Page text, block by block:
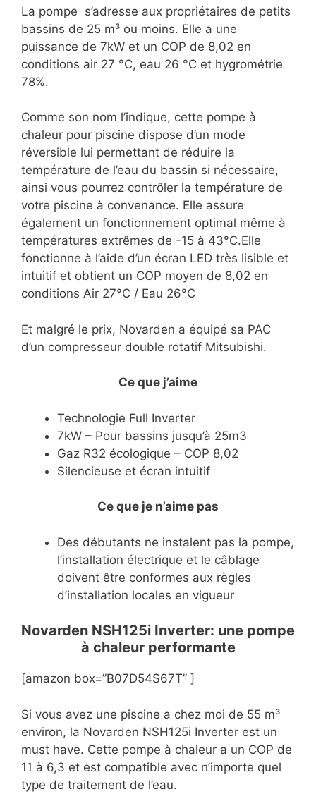
La pompe s’adresse aux propriétaires de petits
bassins de 25 m³ ou moins. Elle a une
puissance de 7kW et un COP de 8,02 en
conditions air 27 °C, eau 26 °C et hygrométrie
78%.
Comme son nom l’indique, cette pompe à
chaleur pour piscine dispose d’un mode
réversible lui permettant de réduire la
température de l’eau du bassin si nécessaire,
ainsi vous pourrez contrôler la température de
votre piscine à convenance. Elle assure
également un fonctionnement optimal même à
températures extrêmes de -15 à 43°C.Elle
fonctionne à l’aide d’un écran LED très lisible et
intuitif et obtient un COP moyen de 8,02 en
conditions Air 27°C / Eau 26°C
Et malgré le prix, Novarden a équipé sa PAC
d’un compresseur double rotatif Mitsubishi.
Ce que j’aime
Technologie Full Inverter
7kW – Pour bassins jusqu’à 25m3
Gaz R32 écologique – COP 8,02
Silencieuse et écran intuitif
Ce que je n’aime pas
Des débutants ne instalent pas la pompe,
l’installation électrique et le câblage
doivent être conformes aux règles
d’installation locales en vigueur
Novarden NSH125i Inverter: une pompe
à chaleur performante
[amazon box=”B07D54S67T” ]
Si vous avez une piscine a chez moi de 55 m³
environ, la Novarden NSH125i Inverter est un
must have. Cette pompe à chaleur a un COP de
11 à 6,3 et est compatible avec n’importe quel
type de traitement de l’eau.